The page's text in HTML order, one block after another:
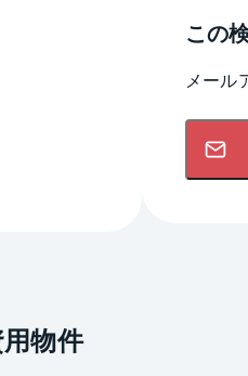
この
メール
物件